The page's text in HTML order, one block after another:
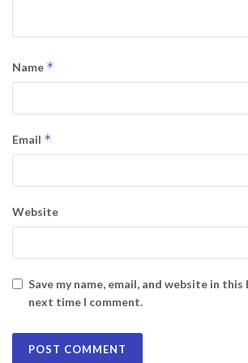
Name *
Email *
Website
Save my name, email, and website in
next time I comment.